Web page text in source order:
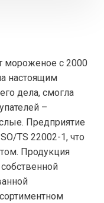
мороженое с 2000
настоящим
дела, смогла
–
Предприятие
TS 22002-1, что
Продукция